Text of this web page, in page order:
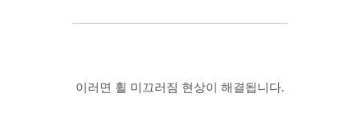
이러면 휠 미끄러짐 현상이 해결됩니다.